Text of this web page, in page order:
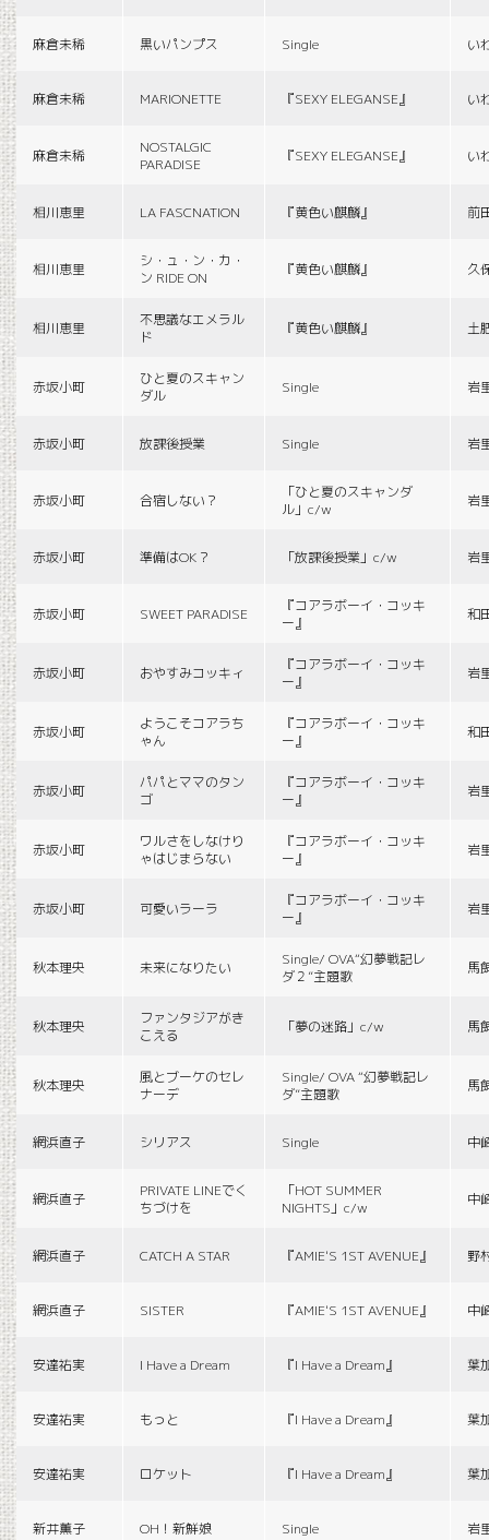
麻倉未稀 黒いパンプス Single い
麻倉未稀 MARIONETTE 『SEXY ELEGANSE』 い
麻倉未稀
NOSTALGIC
PARADISE
『SEXY ELEGANSE』 い
相川恵里 LA FASCNATION 『黄色い麒麟』 前
相川恵里
シ・ュ・ン・カ・
ン RIDE ON
『黄色い麒麟』 久
相川恵里
不思議なエメラル
ド
『黄色い麒麟』 土
赤坂小町
ひと夏のスキャン
ダル
Single 岩
赤坂小町 放課後授業 Single 岩
赤坂小町 合宿しない？
「ひと夏のスキャンダ
ル」c/w
岩
赤坂小町 準備はOK？ 「放課後授業」c/w 岩
赤坂小町 SWEET PARADISE
『コアラボーイ・コッキ
ー』
和
赤坂小町 おやすみコッキィ
『コアラボーイ・コッキ
ー』
岩
赤坂小町
ようこそコアラち
ゃん
『コアラボーイ・コッキ
ー』
和
赤坂小町
パパとママのタン
ゴ
『コアラボーイ・コッキ
ー』
岩
赤坂小町
ワルさをしなけり
ゃはじまらない
『コアラボーイ・コッキ
ー』
岩
赤坂小町 可愛いラーラ
『コアラボーイ・コッキ
ー』
岩
秋本理央 未来になりたい
Single/ OVA“幻夢戦記レ
ダ２”主題歌
馬
秋本理央
ファンタジアがき
こえる
「夢の迷路」c/w 馬
秋本理央
風とブーケのセレ
ナーデ
Single/ OVA “幻夢戦記レ
ダ”主題歌
馬
網浜直子 シリアス Single 中
網浜直子
PRIVATE LINEでく
ちづけを
「HOT SUMMER
NIGHTS」c/w
中
網浜直子 CATCH A STAR 『AMIE'S 1ST AVENUE』 野
網浜直子 SISTER 『AMIE'S 1ST AVENUE』 中
安達祐実 I Have a Dream 『I Have a Dream』 葉
安達祐実 もっと 『I Have a Dream』 葉
安達祐実 ロケット 『I Have a Dream』 葉
新井薫子 OH！新鮮娘 Single 岩